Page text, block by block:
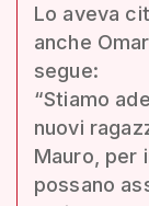
Lo aveva
anche
segue:
“Stiamo
nuovi
Mauro, per
possano